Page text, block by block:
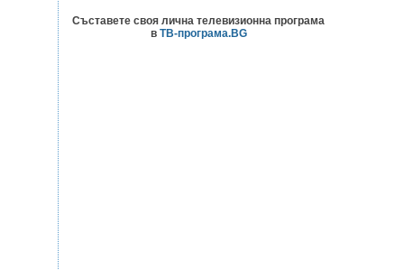
Съставете своя лична телевизионна програма
в ТВ-програма.BG